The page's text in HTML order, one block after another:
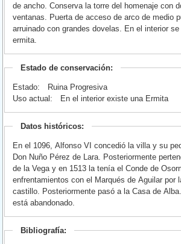
de ancho. Conserva la torre del homenaje con
ventanas. Puerta de acceso de arco de medio
arruinado con grandes dovelas. En el interior
ermita.
Estado de conservación:
Estado:
Ruina Progresiva
Uso actual:
En el interior existe una Ermita
Datos históricos:
En el 1096, Alfonso VI concedió la villa y su
Don Nuño Pérez de Lara. Posteriormente perteneció a la
de la Vega y en 1513 la tenía el Conde de Osorno que mantuvo
enfrentamientos con el Marqués de Aguilar por
castillo. Posteriormente pasó a la Casa de
está abandonado.
Bibliografía: